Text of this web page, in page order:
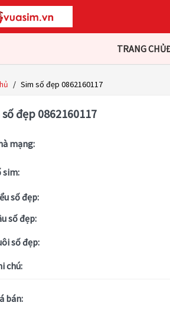
TRANG CHỦ
/ Sim số đẹp 0862160117
số đẹp 0862160117
mạng:
sim:
số đẹp:
số đẹp:
số đẹp:
chú:
bán: